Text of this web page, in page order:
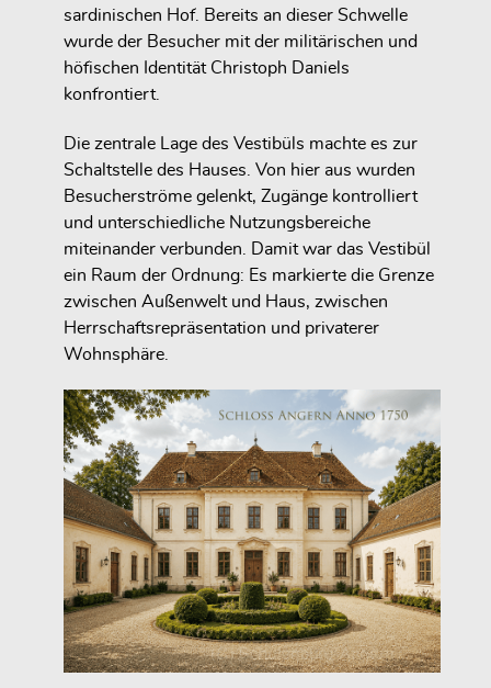
sardinischen Hof. Bereits an dieser Schwelle
wurde der Besucher mit der militärischen und
höfischen Identität Christoph Daniels
konfrontiert.
Die zentrale Lage des Vestibüls machte es zur
Schaltstelle des Hauses. Von hier aus wurden
Besucherströme gelenkt, Zugänge kontrolliert
und unterschiedliche Nutzungsbereiche
miteinander verbunden. Damit war das Vestibül
ein Raum der Ordnung: Es markierte die Grenze
zwischen Außenwelt und Haus, zwischen
Herrschaftsrepräsentation und privaterer
Wohnsphäre.